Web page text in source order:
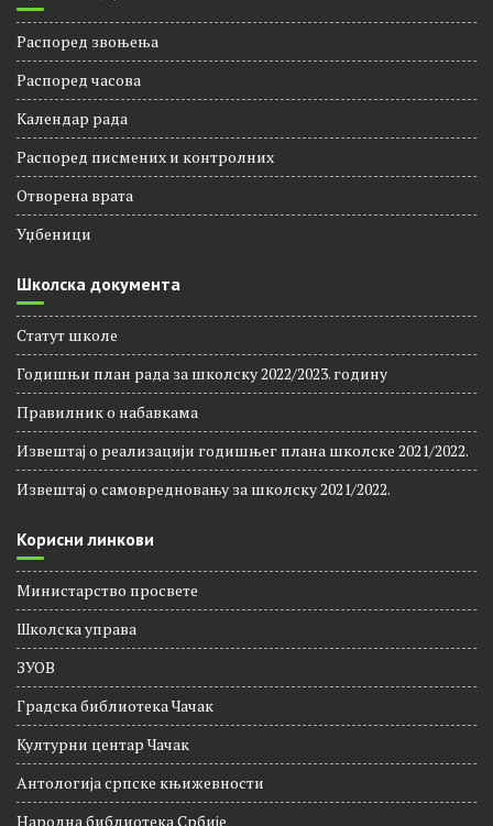
Организација наставе
Распоред звоњења
Распорeд часова
Календар рада
Распоред писмених и контролних
Уџбеници
Школска документа
Статут школе
Годишњи план рада за школску 2022/2023. годину
Правилник о набавкама
Извештај о самовредновању за школску 2021/2022.
Корисни линкови
Министарство просвете
Школска управа
ЗУОВ
Градска библиотека Чачак
Културни центар Чачак